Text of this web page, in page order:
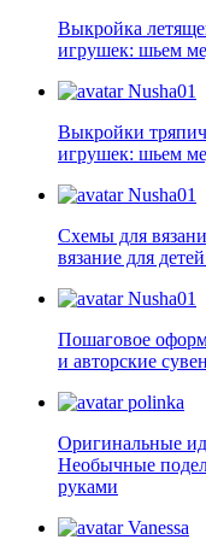
Выкройка
игрушек: шьем
Nusha01
Выкройки
игрушек: шьем
Nusha01
Схемы для
вязание для
Nusha01
Пошаговое
и авторские
polinka
Оригинальные
Необычные
руками
Vanessa